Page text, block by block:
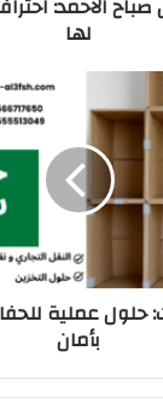
لها
حلول عملية
بأمان